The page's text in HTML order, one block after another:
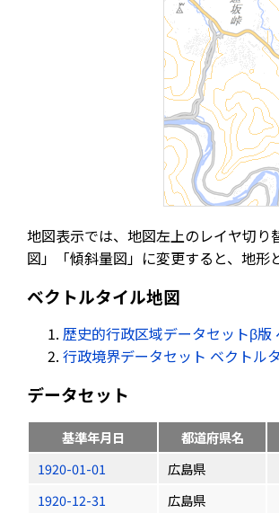
地図表示では、地図左上のレイヤ切
図」「傾斜量図」に変更すると、地形
ベクトルタイル地図
歴史的行政区域データセットβ
行政境界データセット ベクトル
データセット
基準年月日 都道府県名
1920-01-01
広島県
1920-12-31
広島県